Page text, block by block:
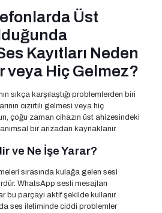
Üst
Kayıtları Neden
veya Hiç Gelmez?
sıkça karşılaştığı problemlerden biri
cızırtılı gelmesi veya hiç
çoğu zaman cihazın üst ahizesindeki
bir arızadan kaynaklanır.
ve Ne İşe Yarar?
sırasında kulağa gelen sesi
WhatsApp sesli mesajları
bu parçayı aktif şekilde kullanır.
ses iletiminde ciddi problemler